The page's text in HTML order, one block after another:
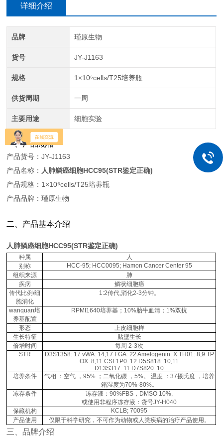
详细介绍
品牌 瑾原生物
货号 JY-J1163
规格 1×10⁶cells/T25培养瓶
供货周期 一周
主要用途 细胞实验
一、产品规格
产品货号：JY-J1163
产品名称： 人肺鳞癌细胞HCC95(STR鉴定正确)
产品规格：1×10⁶cells/T25培养瓶
产品品牌：瑾原生物
二、产品基本介绍
人肺鳞癌细胞HCC95(STR鉴定正确)
种属
人
别称
HCC-95; HCC0095; Hamon Cancer Center 95
组织来源
肺
疾病
鳞状细胞癌
传代比例/细
胞消化
1:2传代,消化2-3分钟。
wanquan培
养基配置
RPMI1640培养基；10%胎牛血清；1%双抗
形态
上皮细胞样
生长特征
贴壁生长
倍增时间
每周 2-3次
STR
D3S1358: 17 vWA: 14,17 FGA: 22 Amelogenin: X TH01: 8,9 TP
OX: 8,11 CSF1P0: 12 D5S818: 10,11
D13S317: 11 D7S820: 10
培养条件
气相 ：空气 ，95% ；二氧化碳 ，5%。 温度 ：37摄氏度 ，培养
箱湿度为70%-80%。
冻存条件
冻存液：90%FBS，DMSO 10%,
或使用非程序冻存液：货号JY-H040
保藏机构
KCLB; 70095
产品使用
仅限于科学研究，不可作为动物或人类疾病的治疗产品使用。
三、品牌介绍